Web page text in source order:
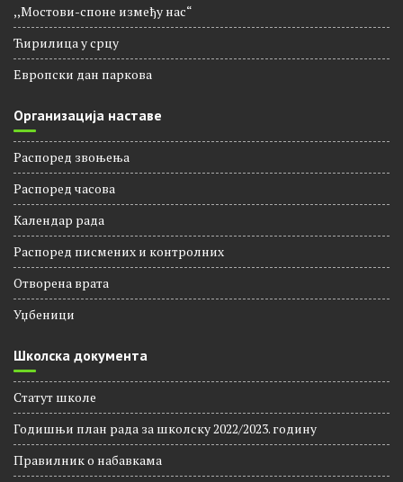
,,Мостови-споне између нас“
Ћирилица у срцу
Европски дан паркова
Организација наставе
Распоред звоњења
Распорeд часова
Календар рада
Распоред писмених и контролних
Отворена врата
Уџбеници
Школска документа
Статут школе
Годишњи план рада за школску 2022/2023. годину
Правилник о набавкама